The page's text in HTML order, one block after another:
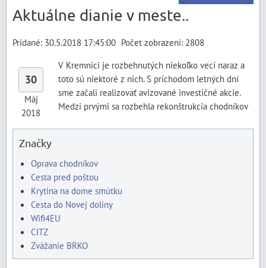
Aktuálne dianie v meste..
Pridané: 30.5.2018 17:45:00 Počet zobrazení: 2808
30
Máj
2018
Značky
Oprava chodníkov
Cesta pred poštou
Krytina na dome smútku
Cesta do Novej doliny
Wifi4EU
CITZ
Zvážanie BRKO
V Kremnici je rozbehnutých niekoľko vecí naraz a
toto sú niektoré z nich. S príchodom letných dní
sme začali realizovať avizované investičné akcie.
Medzi prvými sa rozbehla rekonštrukcia chodníkov